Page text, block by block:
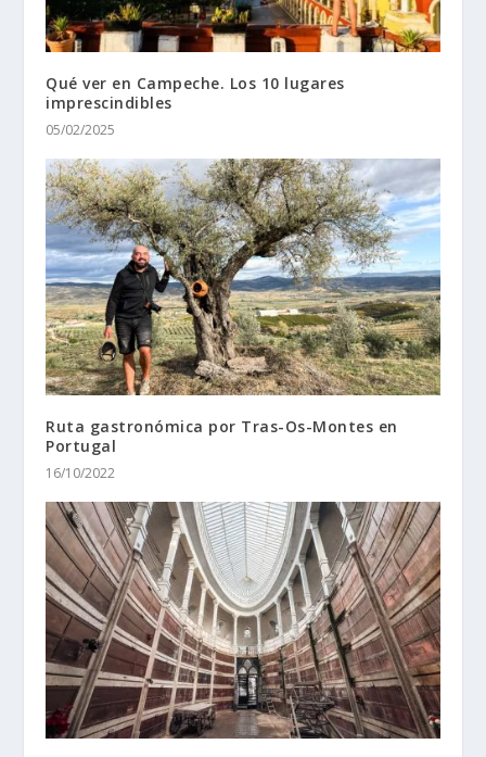
Qué ver en Campeche. Los 10 lugares
imprescindibles
05/02/2025
Ruta gastronómica por Tras-Os-Montes en
Portugal
16/10/2022